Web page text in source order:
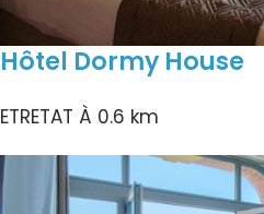
Hôtel Dormy House
ETRETAT À 0.6 km